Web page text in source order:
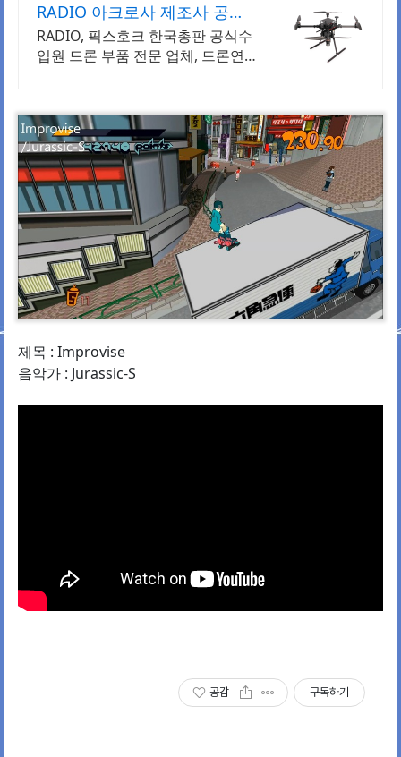
RADIO 아크로사 제조사 공식
지정 판매업체
RADIO, 픽스호크 한국총판 공식수
입원 드론 부품 전문 업체, 드론연
원우대
제목 : Improvise
음악가 : Jurassic-S
공감 구독하기